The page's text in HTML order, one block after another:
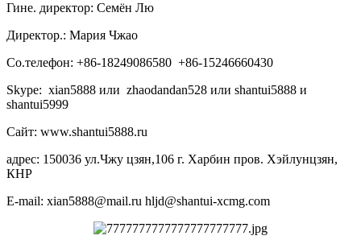
Гине. директор: Семён Лю
Директор.: Мария Чжао
Со.телефон: +86-18249086580 +86-15246660430
Skype: xian5888 или zhaodandan528 или shantui5888 и
shantui5999
Сайт: www.shantui5888.ru
адрес: 150036 ул.Чжу цзян,106 г. Харбин пров. Хэйлунцзян,
КНР
E-mail: xian5888@mail.ru hljd@shantui-xcmg.com